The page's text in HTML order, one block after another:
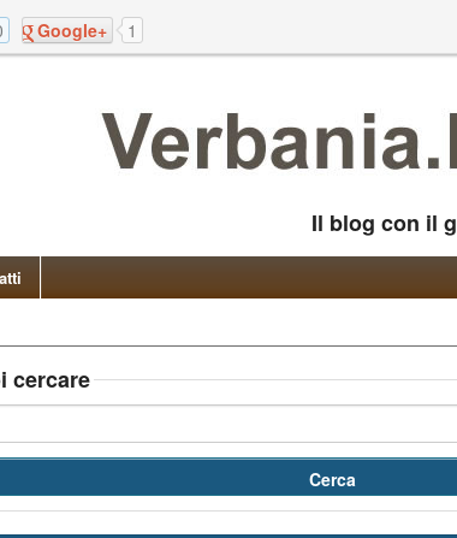
Google+ 1
Il blog con il
cercare